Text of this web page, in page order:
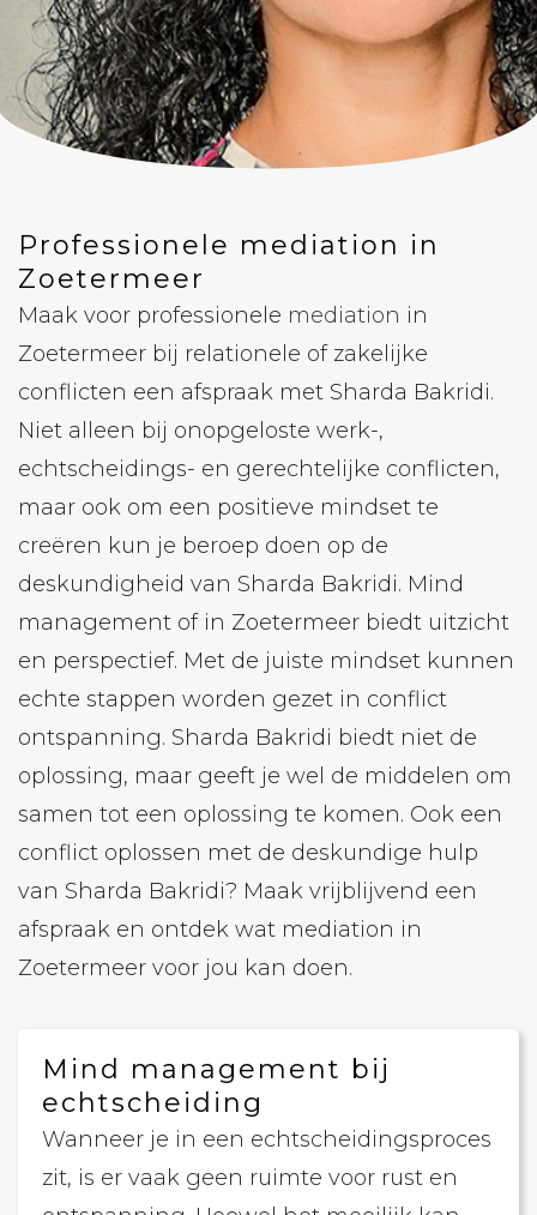
Professionele mediation in
Zoetermeer
Maak voor professionele mediation in
Zoetermeer bij relationele of zakelijke
conflicten een afspraak met Sharda Bakridi.
Niet alleen bij onopgeloste werk-,
echtscheidings- en gerechtelijke conflicten,
maar ook om een ​​positieve mindset te
creëren kun je beroep doen op de
deskundigheid van Sharda Bakridi. Mind
management of in Zoetermeer biedt uitzicht
en perspectief. Met de juiste mindset kunnen
echte stappen worden gezet in conflict
ontspanning. Sharda Bakridi biedt niet de
oplossing, maar geeft je wel de middelen om
samen tot een oplossing te komen. Ook een
conflict oplossen met de deskundige hulp
van Sharda Bakridi? Maak vrijblijvend een
afspraak en ontdek wat mediation in
Zoetermeer voor jou kan doen.
Mind management bij
echtscheiding
Wanneer je in een echtscheidingsproces
zit, is er vaak geen ruimte voor rust en